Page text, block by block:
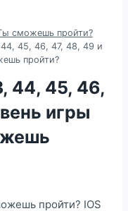
сможешь пройти?
45, 46, 47, 48, 49 и
пройти?
44, 45, 46,
игры
пройти? IOS